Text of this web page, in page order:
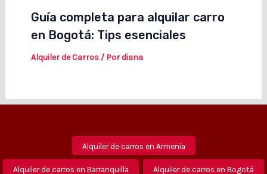
Guía completa para alquilar carro
en Bogotá: Tips esenciales
Alquiler de Carros/ Pordiana
Alquiler de carros en Armenia
Alquiler de carros en Barranquilla Alquiler de carros en Bogotá